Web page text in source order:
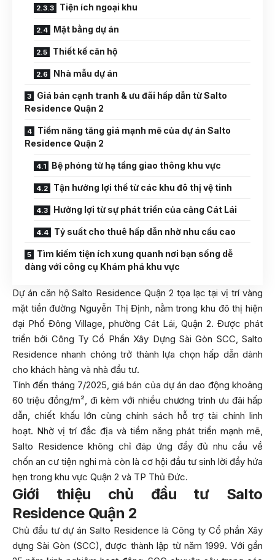
Tiện ích ngoại khu
Mặt bằng dự án
Thiết kế căn hộ
Nhà mẫu dự án
Giá bán cạnh tranh & ưu đãi hấp dẫn từ Salto
Residence Quận 2
Tiềm năng tăng giá mạnh mẽ của dự án Salto
Residence Quận 2
Bệ phóng từ hạ tầng giao thông khu vực
Tận hưởng lợi thế từ các khu đô thị vệ tinh
Hưởng lợi từ sự phát triển của cảng Cát Lái
Tỷ suất cho thuê hấp dẫn nhờ nhu cầu cao
Tìm kiếm tiện ích xung quanh nơi bạn sống dễ
dàng với công cụ Khám phá khu vực
Dự án căn hộ Salto Residence Quận 2 tọa lạc tại vị trí vàng
mặt tiền đường Nguyễn Thị Định, nằm trong khu đô thị hiện
đại Phố Đông Village, phường Cát Lái, Quận 2. Được phát
triển bởi Công Ty Cổ Phần Xây Dựng Sài Gòn SCC, Salto
Residence nhanh chóng trở thành lựa chọn hấp dẫn dành
cho khách hàng và nhà đầu tư.
Tính đến tháng 7/2025, giá bán của dự án dao động khoảng
60 triệu đồng/m², đi kèm với nhiều chương trình ưu đãi hấp
dẫn, chiết khấu lớn cùng chính sách hỗ trợ tài chính linh
hoạt. Nhờ vị trí đắc địa và tiềm năng phát triển mạnh mẽ,
Salto Residence không chỉ đáp ứng đầy đủ nhu cầu về
chốn an cư tiện nghi mà còn là cơ hội đầu tư sinh lời đầy hứa
hẹn trong khu vực Quận 2 và TP Thủ Đức.
Giới thiệu chủ đầu tư Salto
Residence Quận 2
Chủ đầu tư dự án Salto Residence là Công ty Cổ phần Xây
dựng Sài Gòn (SCC), được thành lập từ năm 1999. Với gần